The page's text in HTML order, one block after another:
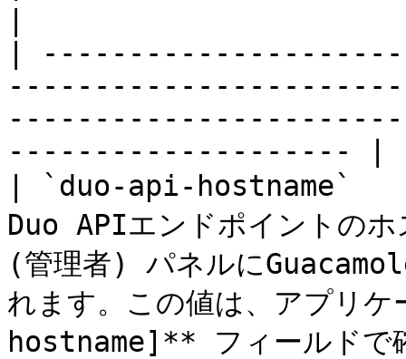
|
-------------------- |
| `duo-api-hostname`    |
Duo APIエンドポイントの
(管理者) パネルに
れます。この値は、アプリ
hostname]** フィールドで